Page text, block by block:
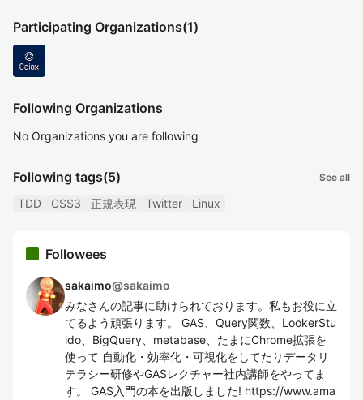
Participating Organizations(1)
Following Organizations
No Organizations you are following
Following tags(5) See all
TDD CSS3 正規表現 Twitter Linux
Followees
sakaimo@sakaimo
みなさんの記事に助けられております。私もお役に立
てるよう頑張ります。 GAS、Query関数、LookerStu
ido、BigQuery、metabase、たまにChrome拡張を
使って 自動化・効率化・可視化をしてたりデータリ
テラシー研修やGASレクチャー社内講師をやってま
す。 GAS入門の本を出版しました! https://www.ama